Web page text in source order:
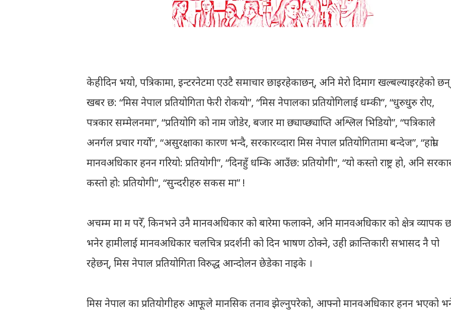
केहीदिन भयो, पत्रिकामा, इन्टरनेटमा एउटै समाचार छाइरहेकाछन्, अनि मेरो दिमाग खल्बल्याइरहेको छन्
खबर छ: “मिस नेपाल प्रतियोगिता फेरी रोकयो”, “मिस नेपालका प्रतियोगिलाई धम्की”, “धुरुधुरु रोए,
पत्रकार सम्मेलनमा”, “प्रतियोगि को नाम जोडेर, बजार मा छ्याप्छ्याप्ति अश्लिल भिडियो”, “पत्रिकाले
अनर्गल प्रचार गर्यो”, “असुरक्षाका कारण भन्दै, सरकारव्दारा मिस नेपाल प्रतियोगितामा बन्देज”, “हाम्रो
मानवअधिकार हनन गरियो: प्रतियोगी”, “दिनहुँ धम्कि आउँछ: प्रतियोगी”, “यो कस्तो राष्ट्र हो, अनि
कस्तो हो: प्रतियोगी”, “सुन्दरीहरु सकस मा” !
अचम्म मा म परेँ, किनभने उनै मानवअधिकार को बारेमा फलाक्ने, अनि मानवअधिकार को क्षेत्र व्यापक
भनेर हामीलाई मानवअधिकार चलचित्र प्रदर्शनी को दिन भाषण ठोक्ने, उही क्रान्तिकारी सभासद नै पो
रहेछन्, मिस नेपाल प्रतियोगिता विरुद्ध आन्दोलन छेडेका नाइके ।
मिस नेपाल का प्रतियोगीहरु आफूले मानसिक तनाव झेल्नुपरेको, आफ्नो मानवअधिकार हनन भएको